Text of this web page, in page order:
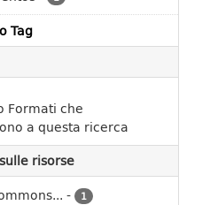
Tag
Formati che
a questa ricerca
risorse
- 1